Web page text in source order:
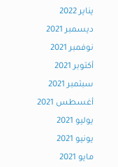
يناير 2022
ديسمبر 2021
نوفمبر 2021
أكتوبر 2021
سبتمبر 2021
أغسطس 2021
يوليو 2021
يونيو 2021
مايو 2021